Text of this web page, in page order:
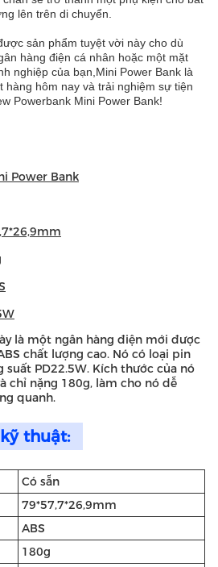
lên trên di chuyển.
sản phẩm tuyệt vời này cho dù
hàng điện cá nhân hoặc một mặt
nghiệp của bạn,Mini Power Bank là
hôm nay và trải nghiệm sự tiện
Powerbank Mini Power Bank!
Power Bank
là một ngân hàng điện mới được
chất lượng cao. Nó có loại pin
suất PD22.5W. Kích thước của nó
chỉ nặng 180g, làm cho nó dễ
quanh.
thuật:
Có sẵn
79*57,7*26,9mm
ABS
180g